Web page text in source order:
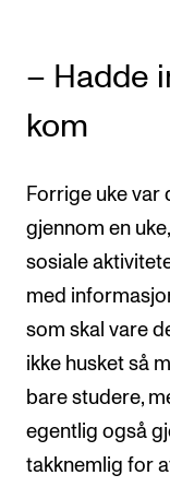
Strategier,
Hvem gjør hva i
– Hadde
kom
Forrige uke var
gjennom en
sosiale
med
som skal vare
ikke husket så
bare studere,
egentlig også
takknemlig for